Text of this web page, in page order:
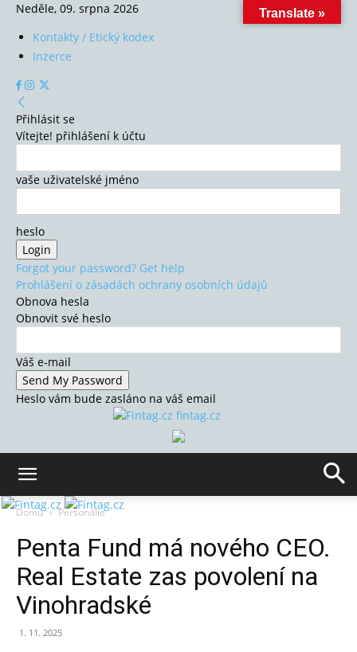
Neděle, 09. srpna 2026
Kontakty / Etický kodex
Inzerce
Přihlásit se
Vítejte! přihlášení k účtu
vaše uživatelské jméno
heslo
Forgot your password? Get help
Prohlášení o zásadách ochrany osobních údajů
Obnova hesla
Obnovit své heslo
Váš e-mail
Heslo vám bude zasláno na váš email
fintag.cz
Domů Personálie
Penta Fund má nového CEO.
Real Estate zas povolení na
Vinohradské
1. 11. 2025
Translate »